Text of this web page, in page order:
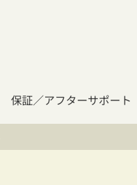
保証／アフターサポート